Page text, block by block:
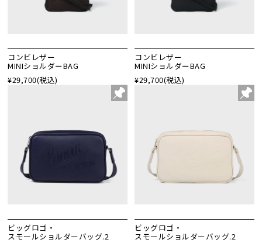
コンビレザー
MINIショルダーBAG
¥29,700(税込)
コンビレザー
MINIショルダーBAG
¥29,700(税込)
ビッグロゴ・
スモールショルダーバッグ.2
ビッグロゴ・
スモールショルダーバッグ.2